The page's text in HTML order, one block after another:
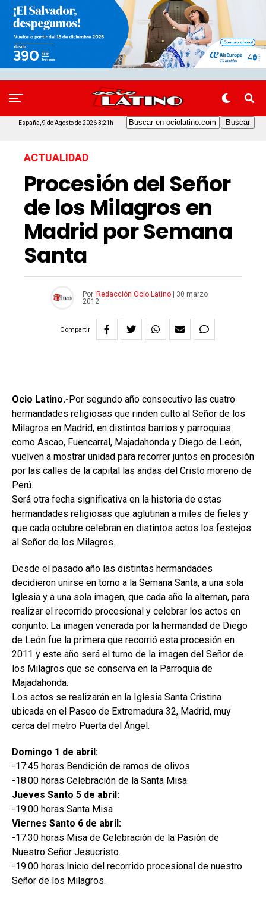
España, 9 de Agosto de 2026 3:21h
ACTUALIDAD
Procesión del Señor
de los Milagros en
Madrid por Semana
Santa
Por Redacción Ocio Latino
30 marzo
2012
Compartir
Ocio Latino.- Por segundo año consecutivo las cuatro
hermandades religiosas que rinden culto al Señor de los
Milagros en Madrid, en distintos barrios y parroquias
como Ascao, Fuencarral, Majadahonda y Diego de León,
vuelven a mostrar unidad para recorrer juntos en procesión
por las calles de la capital las andas del Cristo moreno de
Perú.
Será otra fecha significativa en la historia de estas
hermandades religiosas que aglutinan a miles de fieles y
que cada octubre celebran en distintos actos los festejos
al Señor de los Milagros.
Desde el pasado año las distintas hermandades
decidieron unirse en torno a la Semana Santa, a una sola
Iglesia y a una sola imagen, que cada año la alternan, para
realizar el recorrido procesional y celebrar los actos en
conjunto. La imagen venerada por la hermandad de Diego
de León fue la primera que recorrió esta procesión en
2011 y este año será el turno de la imagen del Señor de
los Milagros que se conserva en la Parroquia de
Majadahonda.
Los actos se realizarán en la Iglesia Santa Cristina
ubicada en el Paseo de Extremadura 32, Madrid, muy
cerca del metro Puerta del Ángel.
Domingo 1 de abril:
-17:45 horas Bendición de ramos de olivos
-18:00 horas Celebración de la Santa Misa.
Jueves Santo 5 de abril:
-19:00 horas Santa Misa
Viernes Santo 6 de abril:
-17:30 horas Misa de Celebración de la Pasión de
Nuestro Señor Jesucristo.
-19:00 horas Inicio del recorrido procesional de nuestro
Señor de los Milagros.